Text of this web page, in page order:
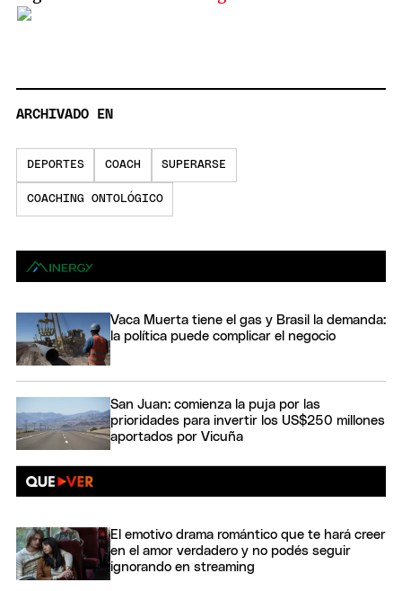
ARCHIVADO EN
DEPORTES COACH SUPERARSE
COACHING ONTOLÓGICO
Vaca Muerta tiene el gas y Brasil la demanda:
la política puede complicar el negocio
San Juan: comienza la puja por las
prioridades para invertir los US$250 millones
aportados por Vicuña
El emotivo drama romántico que te hará creer
en el amor verdadero y no podés seguir
ignorando en streaming